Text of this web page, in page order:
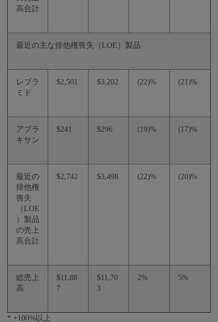
高合計
最近の主な排他権喪失（LOE）製品
レブラ
ミド
$2,501 $3,202 (22)% (21)%
アブラ
キサン
$241 $296 (19)% (17)%
最近の
排他権
喪失
（LOE
）製品
の売上
高合計
$2,742 $3,498 (22)% (20)%
総売上
高
$11,88
7
$11,70
3
2% 5%
* +100%以上